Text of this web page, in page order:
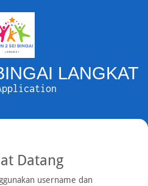
LANGKAT
Datang
username dan